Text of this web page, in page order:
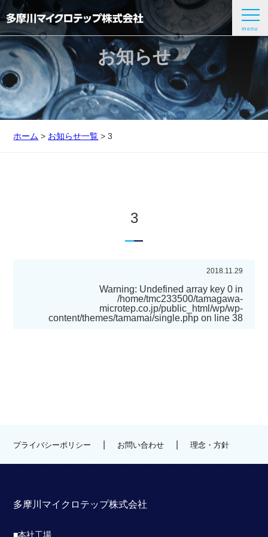
menu
お知らせ
ホーム > お知らせ一覧 > 3
3
2018.11.29
Warning: Undefined array key 0 in
/home/tmc233500/tamagawa-
microtep.co.jp/public_html/wp/wp-
content/themes/tamamai/single.phpon line 38
プライバシーポリシー お問い合わせ |理念・方針
多摩川マイクロテップ株式会社
■本社工場